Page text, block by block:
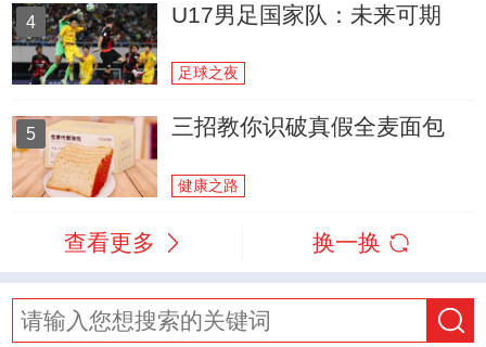
4 U17男足国家队：未来可期
足球之夜
5 三招教你识破真假全麦面包
健康之路
查看更多 换一换